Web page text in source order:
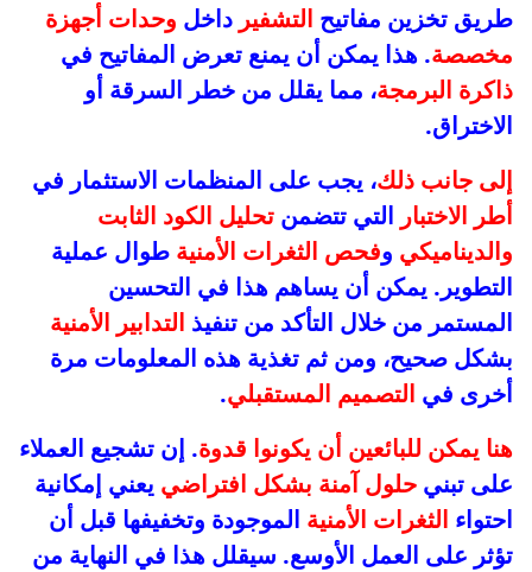
طريق تخزين مفاتيح التشفير داخل وحدات أجهزة
مخصصة. هذا يمكن أن يمنع تعرض المفاتيح في
ذاكرة البرمجة، مما يقلل من خطر السرقة أو
الاختراق.
إلى جانب ذلك، يجب على المنظمات الاستثمار في
أطر الاختبار التي تتضمن تحليل الكود الثابت
والديناميكي وفحص الثغرات الأمنية طوال عملية
التطوير. يمكن أن يساهم هذا في التحسين
المستمر من خلال التأكد من تنفيذ التدابير الأمنية
بشكل صحيح، ومن ثم تغذية هذه المعلومات مرة
أخرى في التصميم المستقبلي.
هنا يمكن للبائعين أن يكونوا قدوة. إن تشجيع العملاء
على تبني حلول آمنة بشكل افتراضي يعني إمكانية
احتواء الثغرات الأمنية الموجودة وتخفيفها قبل أن
تؤثر على العمل الأوسع. سيقلل هذا في النهاية من